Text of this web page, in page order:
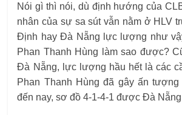
Nói gì thì nói, dù định hướng của
nhân của sự sa sút vẫn nằm ở HLV
Định hay Đà Nẵng lực lượng như
Phan Thanh Hùng làm sao được?
Đà Nẵng, lực lượng hầu hết là các
Phan Thanh Hùng đã gây ấn
đến nay, sơ đồ 4-1-4-1 được Đà